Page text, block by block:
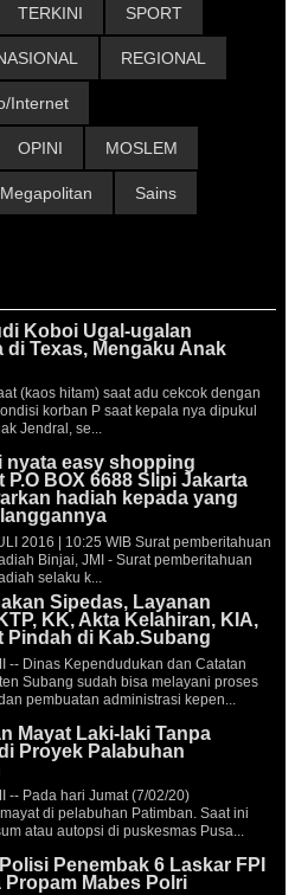
TERKINI SPORT
REGIONAL
Internet
OPINI MOSLEM
Megapolitan Sains
Koboi Ugal-ugalan
di Texas, Mengaku Anak
(kaos hitam) saat adu cekcok dengan
korban P saat kepala nya dipukul
Jendral, se...
nyata easy shopping
P.O BOX 6688 Slipi Jakarta
hadiah kepada yang
2016 | 10:25 WIB Surat pemberitahuan
Binjai, JMI - Surat pemberitahuan
selaku k...
Sipedas, Layanan
KK, Akta Kelahiran, KIA,
Pindah di Kab.Subang
-- Dinas Kependudukan dan Catatan
Subang sudah bisa melayani proses
pembuatan administrasi kepen...
Mayat Laki-laki Tanpa
Proyek Palabuhan
-- Pada hari Jumat (7/02/20)
di pelabuhan Patimban. Saat ini
atau autopsi di puskesmas Pusa...
Penembak 6 Laskar FPI
Propam Mabes Polri